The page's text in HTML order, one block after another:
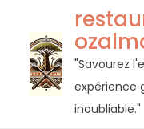
contenu
"Savourez
expérience
inoubliable."